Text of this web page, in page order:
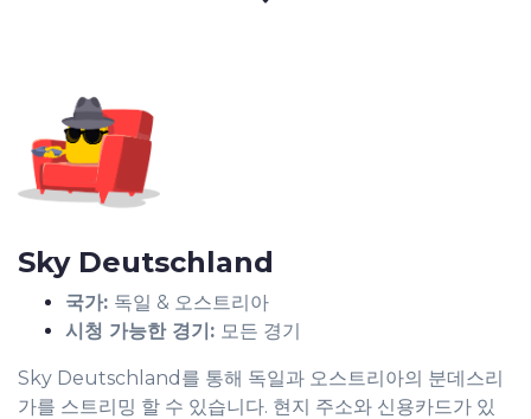
Sky Deutschland
국가: 독일 & 오스트리아
시청 가능한 경기: 모든 경기
Sky Deutschland를 통해 독일과 오스트리아의 분데스리
가를 스트리밍 할 수 있습니다. 현지 주소와 신용카드가 있